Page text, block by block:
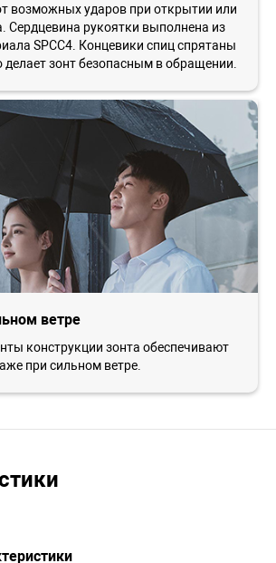
ударов при открытии или
Сердцевина рукоятки выполнена из
SPCC4. Концевики спиц спрятаны
делает зонт безопасным в обращении.
ветре
конструкции зонта обеспечивают
при сильном ветре.